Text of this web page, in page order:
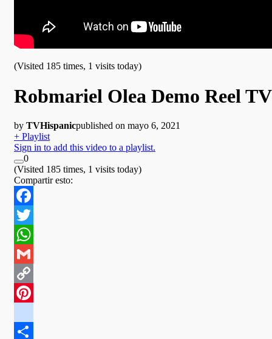
(Visited 185 times, 1 visits today)
Robmariel Olea Demo Reel TV
by TVHispanicpublished on mayo 6, 2021
+ Playlist
Sign in to add this video to a playlist.
0
(Visited 185 times, 1 visits today)
Compartir esto:
Facebook
Twitter
WhatsApp
Gmail
Copy
google_bookmarks